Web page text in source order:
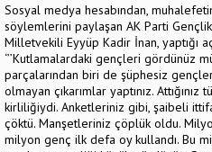
Sosyal medya hesabından,
söylemlerini paylaşan AK Parti
Milletvekili Eyyüp Kadir İnan, yaptığı
‘’’Kutlamalardaki gençleri gördünüz
parçalarından biri de şüphesiz gençler
olmayan çıkarımlar yaptınız.
kirliliğiydi. Anketleriniz gibi, şaibeli
çöktü. Manşetleriniz çöplük oldu.
milyon genç ilk defa oy kullandı. Bu